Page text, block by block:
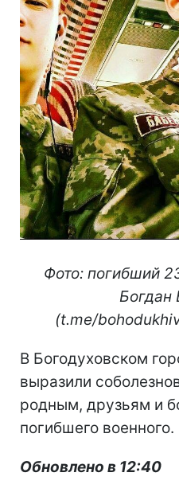
Фото: погибший
Богдан
(t.me/
В Богодуховском
выразили
родным, друзьям и
погибшего военного.
Обновлено в 12:40